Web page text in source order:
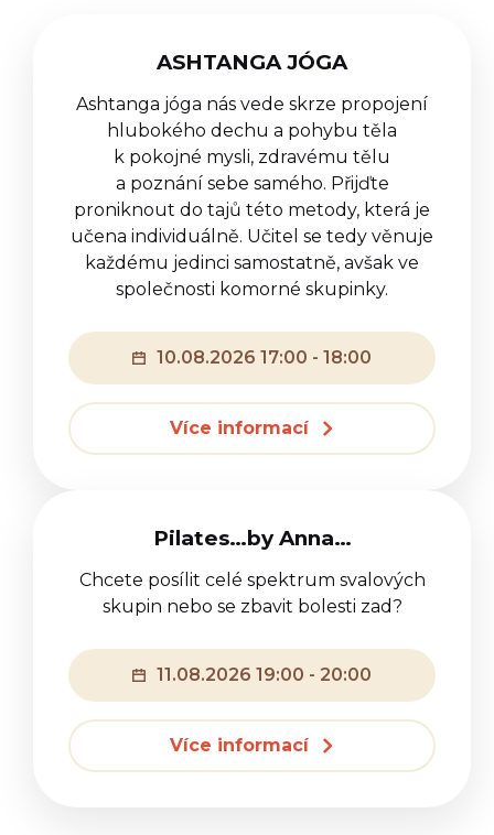
ASHTANGA JÓGA
Ashtanga jóga nás vede skrze propojení
hlubokého dechu a pohybu těla
k pokojné mysli, zdravému tělu
a poznání sebe samého. Přijďte
proniknout do tajů této metody, která je
učena individuálně. Učitel se tedy věnuje
každému jedinci samostatně, avšak ve
společnosti komorné skupinky.
10.08.2026 17:00 - 18:00
Více informací
Pilates…by Anna…
Chcete posílit celé spektrum svalových
skupin nebo se zbavit bolesti zad?
11.08.2026 19:00 - 20:00
Více informací